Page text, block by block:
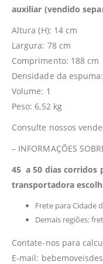
auxiliar (vendido
Altura (H): 14 cm
Largura: 78 cm
Comprimento: 188 cm
Densidade da
Volume: 1
Peso: 6,52 kg
Consulte nossos
– INFORMAÇÕES
45 a 50 dias corridos
transportadora
Frete para Cidade
Demais regiões:
Contate-nos para
E-mail: